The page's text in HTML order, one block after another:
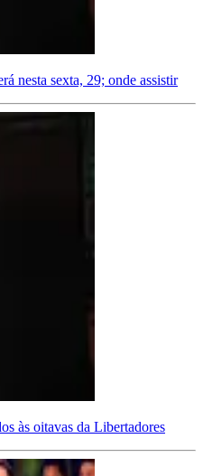
nesta sexta, 29; onde assistir
às oitavas da Libertadores